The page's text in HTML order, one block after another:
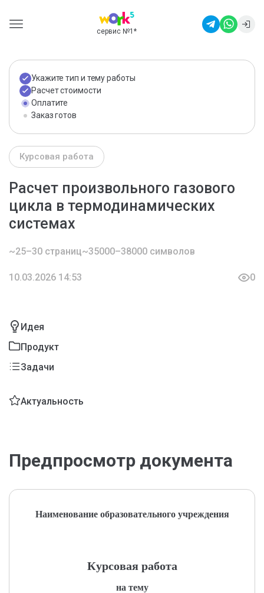
сервис №1 *
Укажите тип и тему работы
Расчет стоимости
Оплатите
Заказ готов
Курсовая работа
Расчет произвольного газового
цикла в термодинамических
системах
~25–30 страниц~35000–38000 символов
10.03.2026 14:53 0
Идея
Продукт
Задачи
Актуальность
Предпросмотр документа
Наименование образовательного учреждения
Курсовая работа
на тему